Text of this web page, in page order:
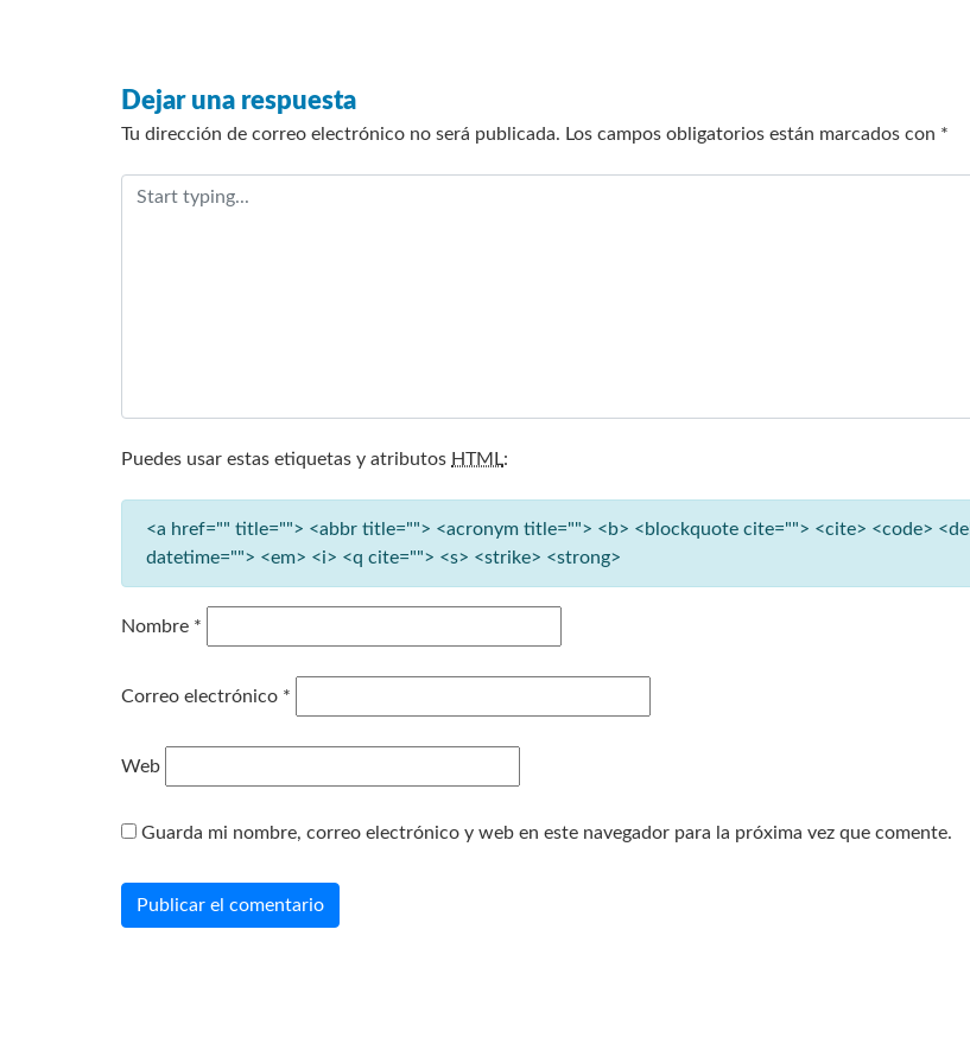
Dejar una respuesta
Tu dirección de correo electrónico no será publicada. Los campos obligatorios están marcados con *
Puedes usar estas etiquetas y atributos HTML:
<a href="" title=""> <abbr title=""> <acronym title=""> <b> <blockquote cite=""> <cite> <code> <del
datetime=""> <em> <i> <q cite=""> <s> <strike> <strong>
Nombre *
Correo electrónico *
Web
Guarda mi nombre, correo electrónico y web en este navegador para la próxima vez que comente.